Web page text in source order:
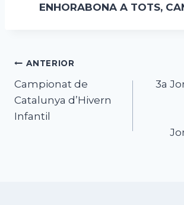
ENHORABONA A TOTS,
Navegació
d'entrades
ANTERIOR
Campionat de
Catalunya d’Hivern
Infantil
3a